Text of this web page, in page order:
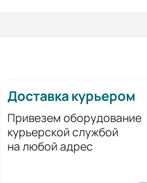
Доставка курьером
Привезем оборудование
курьерской службой
на любой адрес